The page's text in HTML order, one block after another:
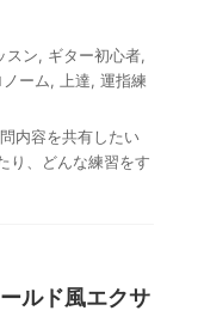
スン, ギター初心者,
ノーム, 上達, 運指練
内容を共有したい
り、どんな練習をす
ルド風エクサ